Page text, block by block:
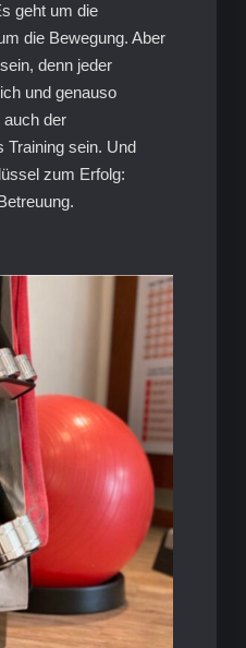
geht um die
die Bewegung. Aber
denn jeder
und genauso
der
Training sein. Und
zum Erfolg: